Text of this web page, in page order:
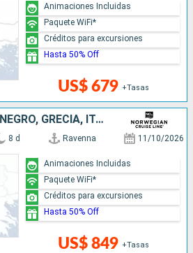
US$ 679 +Tasas
Animaciones Incluidas
Paquete WiFi*
Créditos para excursiones
Hasta 50% Off
CROACIA, MONTENEGRO, GRECIA, ITALIA
8 d Ravenna 11/10/2026
US$ 849 +Tasas
Animaciones Incluidas
Paquete WiFi*
Créditos para excursiones
Hasta 50% Off